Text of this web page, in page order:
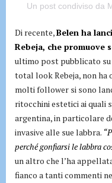
Un post condiviso da
Di recente,Belen ha
Rebeja, che
ultimo post pubblicato
total look Rebeja, non
molti follower si sono
ritocchini estetici ai quali
argentina, in particolare
invasive alle sue labbra.
perché gonfiarsi le labbra
un altro che l’ha
fianco a tanti commenti